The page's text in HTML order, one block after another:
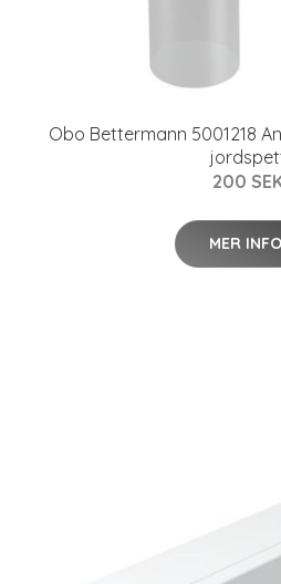
Obo Bettermann 5001218
200
MER